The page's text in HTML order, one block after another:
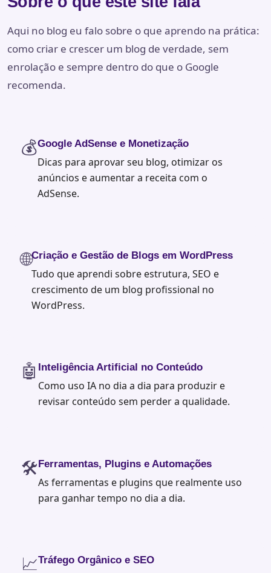
Aqui no blog eu falo sobre o que aprendo na prática:
como criar e crescer um blog de verdade, sem
enrolação e sempre dentro do que o Google
recomenda.
💰 Google AdSense e Monetização
Dicas para aprovar seu blog, otimizar os
anúncios e aumentar a receita com o
AdSense.
🌐 Criação e Gestão de Blogs em WordPress
Tudo que aprendi sobre estrutura, SEO e
crescimento de um blog profissional no
WordPress.
🤖 Inteligência Artificial no Conteúdo
Como uso IA no dia a dia para produzir e
revisar conteúdo sem perder a qualidade.
🛠️ Ferramentas, Plugins e Automações
As ferramentas e plugins que realmente uso
para ganhar tempo no dia a dia.
📈 Tráfego Orgânico e SEO